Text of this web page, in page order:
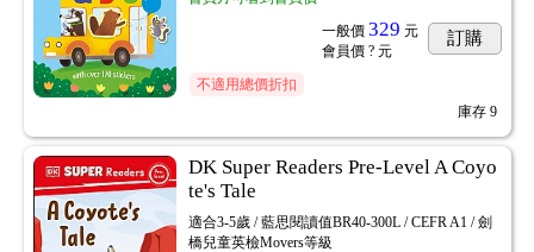
一般價 329 元
會員價? 元
訂購
不適用總價折扣
庫存 9
DK Super Readers Pre-Level A Coyo
te's Tale
適合3-5歲 / 藍思閱讀值BR40-300L / CEFR A1 / 劍
橋兒童英檢Movers等級